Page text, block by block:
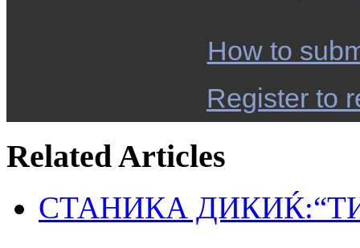
How to
Register to
Related Articles
СТАНИКА